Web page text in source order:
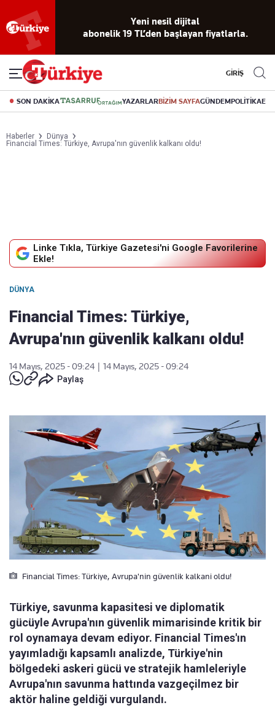
okuma
deneyimi
dijital arşiv
Akıllı haber
asistanı
Eski gazeteleri
indirme
canlı soru
cevap
GİRİŞ
SON DAKİKA YAZARLARBİZİM SAYFAGÜNDEMPOLİTİKA
Haberler
Dünya
Financial Times: Türkiye, Avrupa'nın güvenlik kalkanı oldu!
Linke Tıkla, Türkiye Gazetesi'ni Google Favorilerine
Ekle!
DÜNYA
Financial Times: Türkiye,
Avrupa'nın güvenlik kalkanı oldu!
14 Mayıs, 2025 - 09:24
14 Mayıs, 2025 - 09:24
Paylaş
Financial Times: Türkiye, Avrupa'nin güvenlik kalkani oldu!
Türkiye, savunma kapasitesi ve diplomatik
gücüyle Avrupa'nın güvenlik mimarisinde kritik bir
rol oynamaya devam ediyor. Financial Times'ın
yayımladığı kapsamlı analizde, Türkiye'nin
bölgedeki askeri gücü ve stratejik hamleleriyle
Avrupa'nın savunma hattında vazgeçilmez bir
aktör haline geldiği vurgulandı.